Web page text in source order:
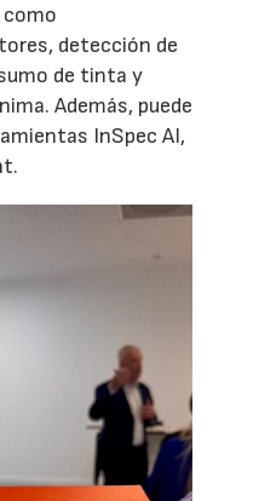
detección de
de tinta y
Además, puede
InSpec AI,